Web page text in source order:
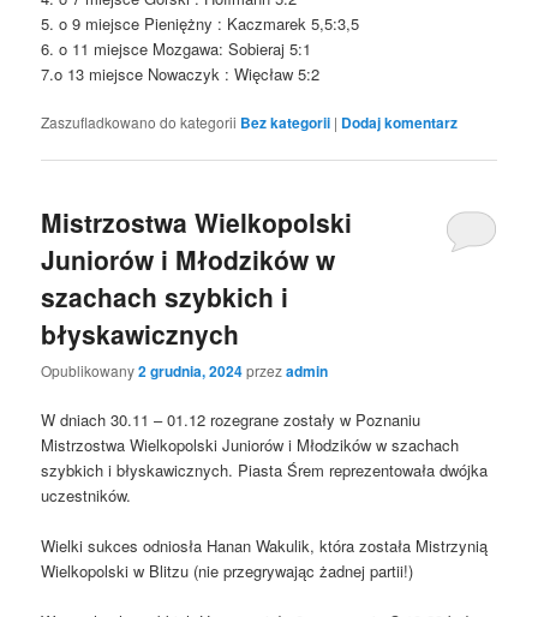
5. o 9 miejsce Pieniężny : Kaczmarek 5,5:3,5
6. o 11 miejsce Mozgawa: Sobieraj 5:1
7.o 13 miejsce Nowaczyk : Więcław 5:2
Zaszufladkowano do kategorii Bez kategorii | Dodaj komentarz
Mistrzostwa Wielkopolski
Juniorów i Młodzików w
szachach szybkich i
błyskawicznych
Opublikowany2 grudnia, 2024przezadmin
W dniach 30.11 – 01.12 rozegrane zostały w Poznaniu
Mistrzostwa Wielkopolski Juniorów i Młodzików w szachach
szybkich i błyskawicznych. Piasta Śrem reprezentowała dwójka
uczestników.
Wielki sukces odniosła Hanan Wakulik, która została Mistrzynią
Wielkopolski w Blitzu (nie przegrywając żadnej partii!)